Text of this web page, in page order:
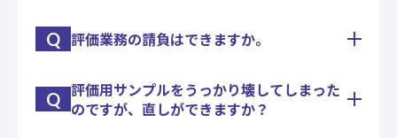
1個からお請けいたします。
件もございました。
Q 評価業務の請負はできますか。
初回の業務については、お客様と綿密に内容のレベ
ル合せをしてから、業務を請負って実施いたしま
Q 評価用サンプルをうっかり壊してしまった
のですが、直しができますか？